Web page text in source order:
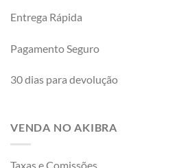
Entrega Rápida
Pagamento Seguro
30 dias para devolução
VENDA NO AKIBRA
Taxas e Comissões